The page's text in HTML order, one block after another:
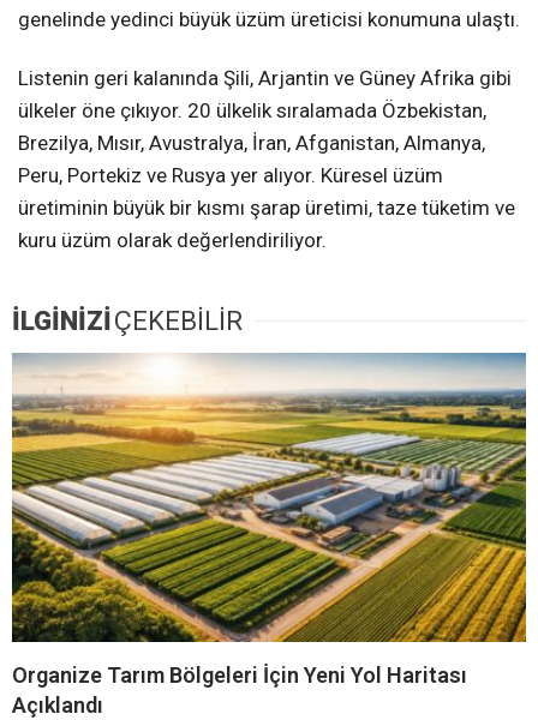
genelinde yedinci büyük üzüm üreticisi konumuna ulaştı.
Listenin geri kalanında Şili, Arjantin ve Güney Afrika gibi
ülkeler öne çıkıyor. 20 ülkelik sıralamada Özbekistan,
Brezilya, Mısır, Avustralya, İran, Afganistan, Almanya,
Peru, Portekiz ve Rusya yer alıyor. Küresel üzüm
üretiminin büyük bir kısmı şarap üretimi, taze tüketim ve
kuru üzüm olarak değerlendiriliyor.
İLGİNİZİÇEKEBİLİR
Organize Tarım Bölgeleri İçin Yeni Yol Haritası
Açıklandı